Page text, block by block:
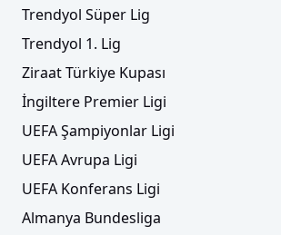
Trendyol Süper Lig
Trendyol 1. Lig
Ziraat Türkiye Kupası
İngiltere Premier Ligi
UEFA Şampiyonlar Ligi
UEFA Avrupa Ligi
UEFA Konferans Ligi
Almanya Bundesliga